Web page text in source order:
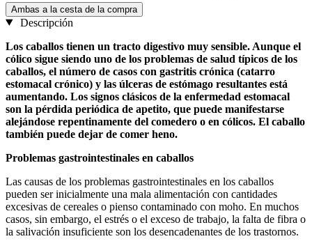
Ambas a la cesta de la compra
Descripción
Los caballos tienen un tracto digestivo muy sensible. Aunque el
cólico sigue siendo uno de los problemas de salud típicos de los
caballos, el número de casos con gastritis crónica (catarro
estomacal crónico) y las úlceras de estómago resultantes está
aumentando. Los signos clásicos de la enfermedad estomacal
son la pérdida periódica de apetito, que puede manifestarse
alejándose repentinamente del comedero o en cólicos. El caballo
también puede dejar de comer heno.
Problemas gastrointestinales en caballos
Las causas de los problemas gastrointestinales en los caballos
pueden ser inicialmente una mala alimentación con cantidades
excesivas de cereales o pienso contaminado con moho. En muchos
casos, sin embargo, el estrés o el exceso de trabajo, la falta de fibra o
la salivación insuficiente son los desencadenantes de los trastornos.